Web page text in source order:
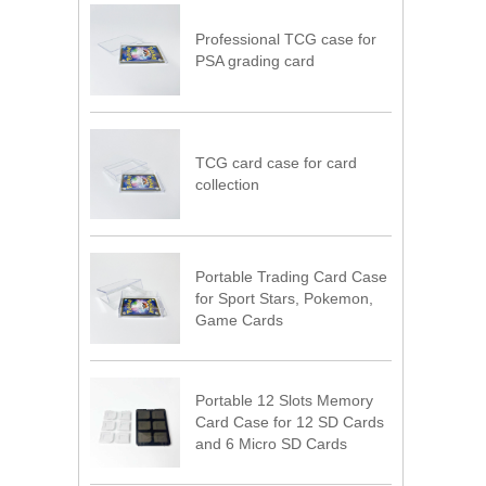
Professional TCG case for
PSA grading card
TCG card case for card
collection
Portable Trading Card Case
for Sport Stars, Pokemon,
Game Cards
Portable 12 Slots Memory
Card Case for 12 SD Cards
and 6 Micro SD Cards